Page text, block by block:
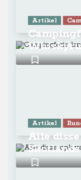
Artikel
Artikel
Alle